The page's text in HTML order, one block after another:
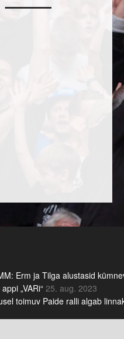
Erm ja Tilga alustasid
„VARi“ 25. aug. 2023
toimuv Paide ralli algab